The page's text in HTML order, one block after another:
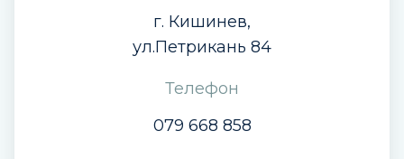
г. Кишинев,
ул.Петрикань 84
Телефон
079 668 858